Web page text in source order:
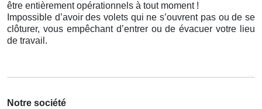
être entièrement opérationnels à tout moment !
Impossible d’avoir des volets qui ne s’ouvrent pas ou de se
clôturer, vous empêchant d’entrer ou de évacuer votre lieu
de travail.
Notre société